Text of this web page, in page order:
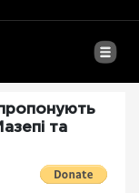
пропонують
та